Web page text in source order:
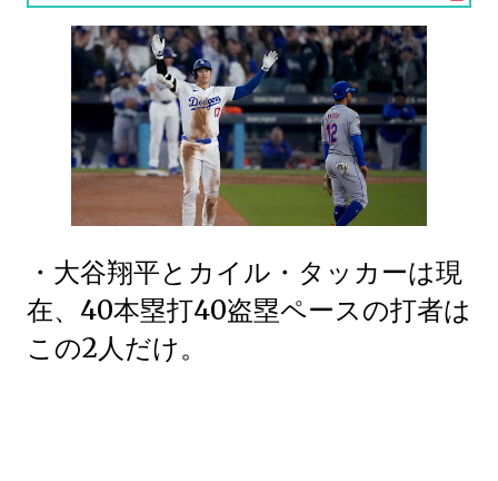
・大谷翔平とカイル・タッカーは現
在、40本塁打40盗塁ペースの打者は
この2人だけ。